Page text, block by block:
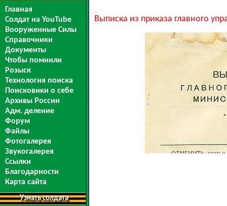
Главная
Солдат на YouTube
Вооруженные Силы
Справочники
Документы
Чтобы помнили
Розыск
Технология поиска
Поисковики о себе
Архивы России
Адм. деление
Форум
Файлы
Фотогалерея
Звукогалерея
Ссылки
Благодарности
Карта сайта
Узнать солдата
Выписка из приказа главного